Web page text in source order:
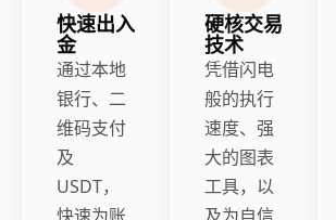
快速出入
金
通过本地
银行、二
维码支付
及
USDT，
硬核交易
技术
凭借闪电
般的执行
速度、强
大的图表
工具，以